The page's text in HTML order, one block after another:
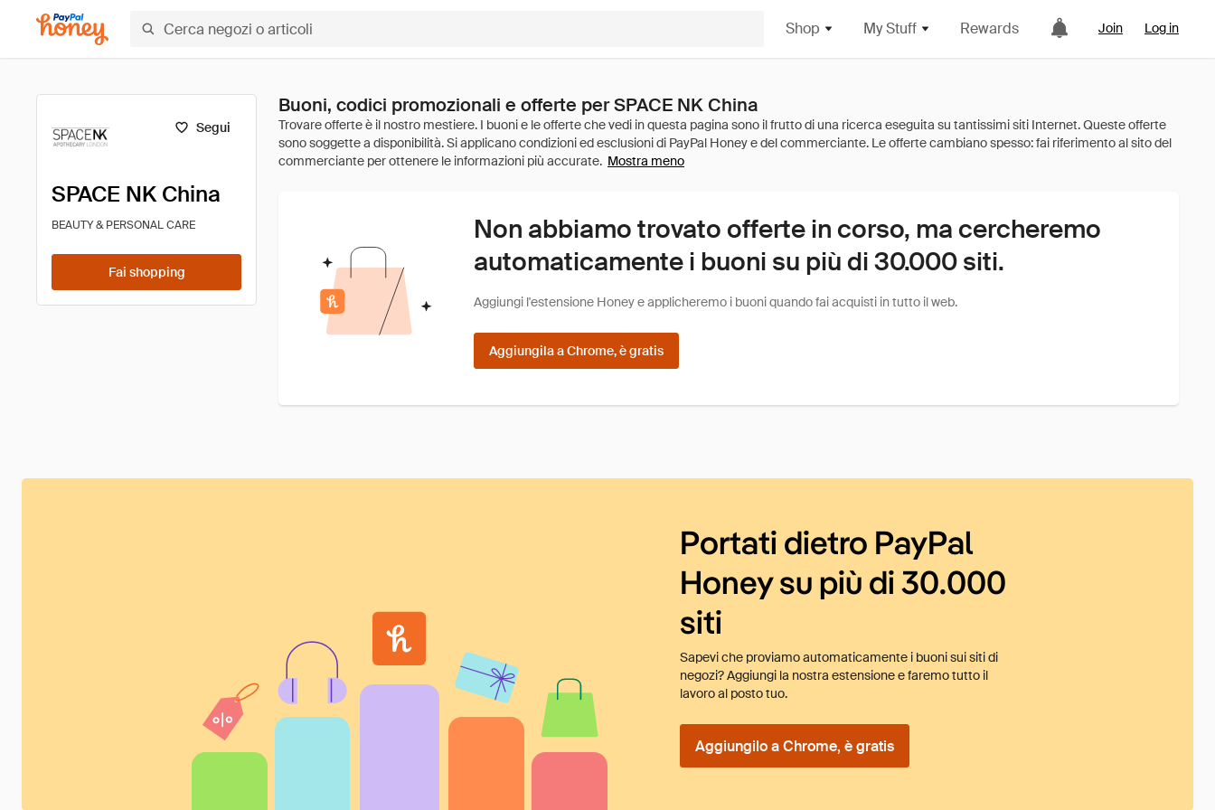
Shop My Stuff Rewards Join Log in
Segui
SPACE NK China
BEAUTY & PERSONAL CARE
Fai shopping
Buoni, codici promozionali e offerte per SPACE NK China
Mostra meno
Non abbiamo trovato offerte in corso, ma cercheremo
automaticamente i buoni su più di 30.000 siti.
Aggiungi l'estensione Honey e applicheremo i buoni quando fai acquisti in tutto il web.
Aggiungila a Chrome, è gratis
Portati dietro PayPal
Honey su più di 30.000
siti
Sapevi che proviamo automaticamente i buoni sui siti di
negozi? Aggiungi la nostra estensione e faremo tutto il
lavoro al posto tuo.
Aggiungilo a Chrome, è gratis